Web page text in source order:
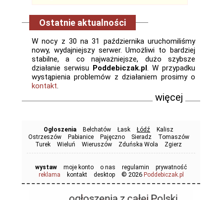
Ostatnie aktualności
W nocy z 30 na 31 października uruchomiliśmy
nowy, wydajniejszy serwer. Umożliwi to bardziej
stabilne, a co najważniejsze, dużo szybsze
działanie serwisu Poddebiczak.pl. W przypadku
wystąpienia problemów z działaniem prosimy o
kontakt.
więcej
Ogłoszenia Bełchatów Łask Łódź
Kalisz
Ostrzeszów
Pabianice Pajęczno Sieradz
Tomaszów
Turek
Wieluń Wieruszów Zduńska Wola Zgierz
wystaw moje konto o nas regulamin
prywatność
reklama
kontakt desktop © 2026 Poddebiczak.pl